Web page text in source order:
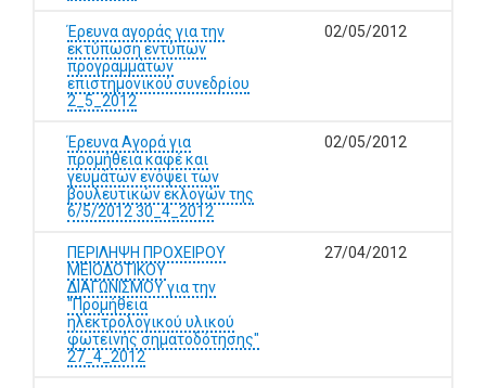
Έρευνα αγοράς για την
εκτύπωση εντύπων
προγραμμάτων
επιστημονικού συνεδρίου
2_5_2012
02/05/2012
Έρευνα Αγορά για
προμήθεια καφέ και
γευμάτων ενόψει των
βουλευτικών εκλογών της
6/5/2012 30_4_2012
02/05/2012
ΠΕΡΙΛΗΨΗ ΠΡΟΧΕΙΡΟΥ
ΜΕΙΟΔΟΤΙΚΟΥ
ΔΙΑΓΩΝΙΣΜΟΥ για την
"Προμήθεια
ηλεκτρολογικού υλικού
φωτεινής σηματοδότησης"
27_4_2012
27/04/2012